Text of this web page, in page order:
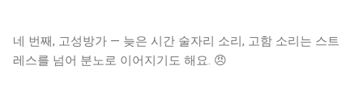
네 번째, 고성방가 — 늦은 시간 술자리 소리, 고함 소리는 스트
레스를 넘어 분노로 이어지기도 해요. 😠